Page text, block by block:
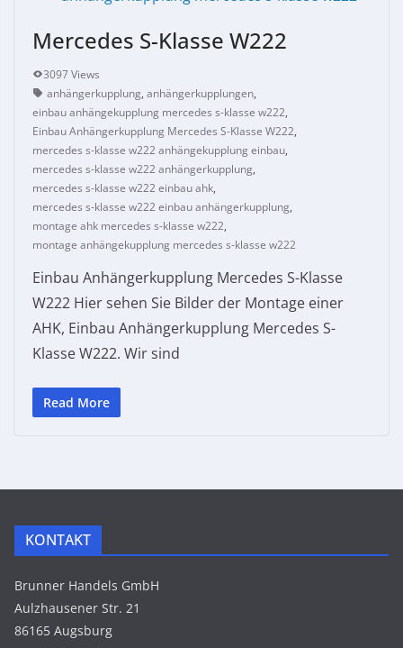
Mercedes S-Klasse W222
3097 Views
anhängerkupplung, anhängerkupplungen,
einbau anhängekupplung mercedes s-klasse w222,
Einbau Anhängerkupplung Mercedes S-Klasse W222,
mercedes s-klasse w222 anhängekupplung einbau,
mercedes s-klasse w222 anhängerkupplung,
mercedes s-klasse w222 einbau ahk,
mercedes s-klasse w222 einbau anhängerkupplung,
montage ahk mercedes s-klasse w222,
montage anhängekupplung mercedes s-klasse w222
Einbau Anhängerkupplung Mercedes S-Klasse
W222 Hier sehen Sie Bilder der Montage einer
AHK, Einbau Anhängerkupplung Mercedes S-
Klasse W222. Wir sind
Read More
KONTAKT
Brunner Handels GmbH
Aulzhausener Str. 21
86165 Augsburg